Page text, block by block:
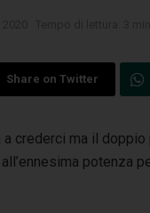
Share on Twitter
a crederci ma il
potenza